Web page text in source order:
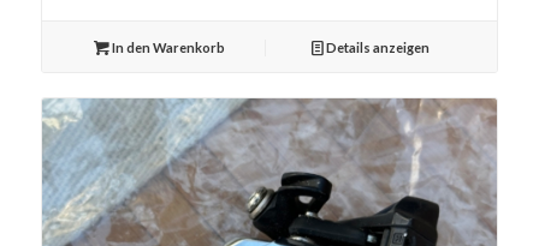
In den Warenkorb Details anzeigen